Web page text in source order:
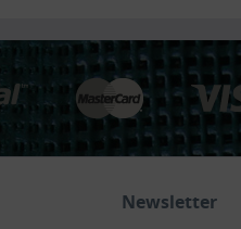
Newsletter